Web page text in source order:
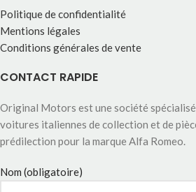
Politique de confidentialité
Mentions légales
Conditions générales de vente
CONTACT RAPIDE
Original Motors est une société
voitures italiennes de collection et de
prédilection pour la marque Alfa Romeo.
Nom (obligatoire)